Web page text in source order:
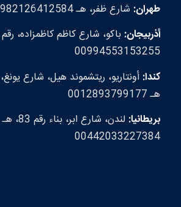
طهران: شارع ظفر، هـ 00982126412584
أذربيجان:
00994553153255
كندا:
هـ 0012893799177
بريطانيا:
لندن، شارع ابر، بناء رقم 83، هـ
00442033227384